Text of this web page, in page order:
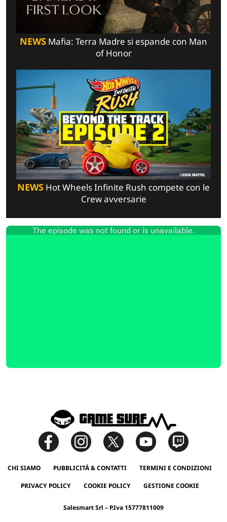
NEWS Mafia: Terra Madre si espande con Man
of Honor
NEWS Hot Wheels Infinite Rush compete con le
Crew avversarie
CHI SIAMO PUBBLICITÀ & CONTATTI TERMINI E CONDIZIONI
PRIVACY POLICY COOKIE POLICY GESTIONE COOKIE
Salesmart Srl – P.Iva 15777811009